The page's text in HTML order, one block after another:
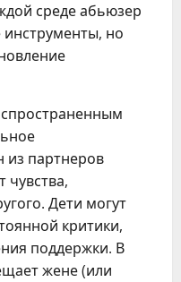
среде абьюзер
инструменты, но
из партнеров
чувства,
Дети могут
критики,
поддержки. В
жене (или